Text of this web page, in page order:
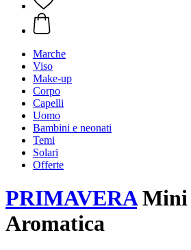
Marche
Viso
Make-up
Corpo
Capelli
Uomo
Bambini e neonati
Temi
Solari
Offerte
PRIMAVERAMini
Aromatica